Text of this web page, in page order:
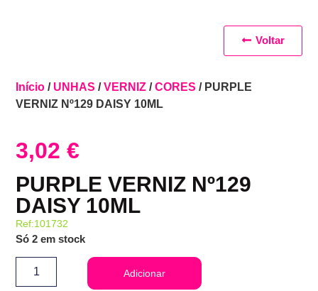
Início / UNHAS /VERNIZ /CORES / PURPLE
VERNIZ Nº129 DAISY 10ML
3,02€
PURPLE VERNIZ Nº129
DAISY 10ML
Ref:101732
Só 2 em stock
Adicionar
Voltar